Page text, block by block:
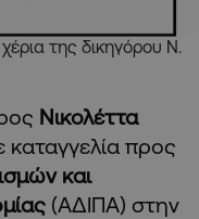
της δικηγόρου Ν.
Νικολέττα
προς
και
(ΑΔΙΠΑ) στην